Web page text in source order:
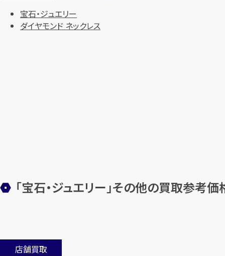
宝石・ジュエリー
ダイヤモンド ネックレス
「宝石・ジュエリー」その他の買取参考価
店舗買取